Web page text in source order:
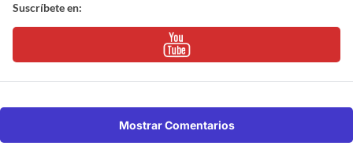
Suscríbete en:
Mostrar Comentarios